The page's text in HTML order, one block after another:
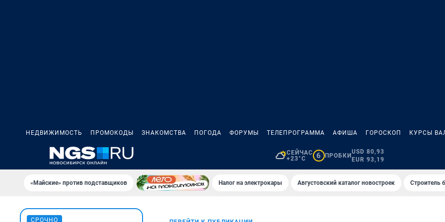
НЕДВИЖИМОСТЬ ПРОМОКОДЫ ЗНАКОМСТВА ПОГОДА ФОРУМЫ ТЕЛЕПРОГРАММА АФИША ГОРОСКОП КУРСЫ
СЕЙЧАС
+23°C
6 ПРОБКИ
USD 80,93
EUR 93,19
«Майские» против подставщиков Налог на электрокары Августовский каталог новостроек Строитель
СРОЧНО